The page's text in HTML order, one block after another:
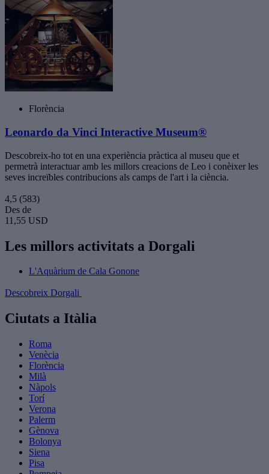
Florència
Leonardo da Vinci Interactive Museum®
Descobreix-ho tot en una experiència pràctica al museu que et
permetrà interactuar amb les millors creacions de Leo i conèixer les
seves increïbles contribucions als camps de l'art i la ciència.
4,5 (583)
Des de
11,55 USD
Les millors activitats a Dorgali
L'Aquàrium de Cala Gonone
Descobreix Dorgali
Ciutats a Itàlia
Roma
Venècia
Florència
Milà
Nàpols
Torí
Verona
Palerm
Gènova
Bolonya
Siena
Pisa